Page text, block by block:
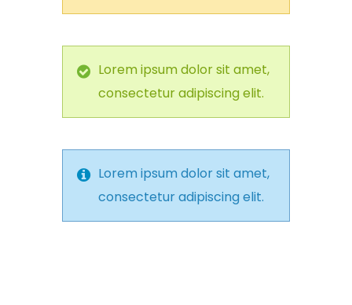
Lorem ipsum dolor sit amet,
consectetur adipiscing elit.
Lorem ipsum dolor sit amet,
consectetur adipiscing elit.